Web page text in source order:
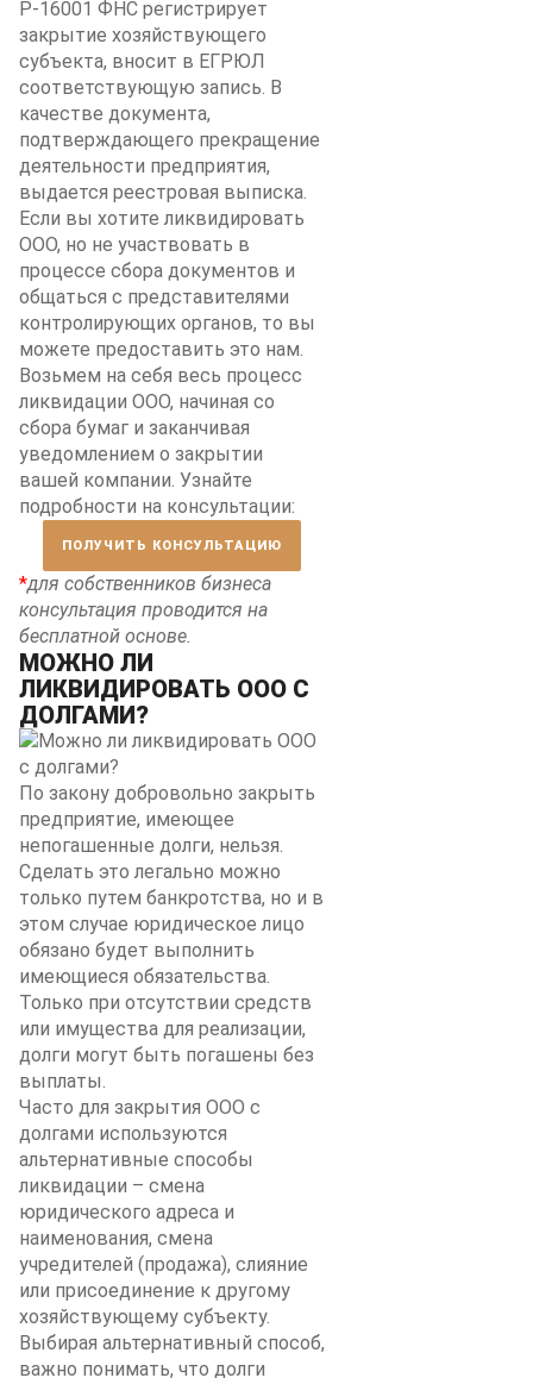
Р-16001 ФНС регистрирует
закрытие хозяйствующего
субъекта, вносит в ЕГРЮЛ
соответствующую запись. В
качестве документа,
подтверждающего прекращение
деятельности предприятия,
выдается реестровая выписка.
Если вы хотите ликвидировать
ООО, но не участвовать в
процессе сбора документов и
общаться с представителями
контролирующих органов, то вы
можете предоставить это нам.
Возьмем на себя весь процесс
ликвидации ООО, начиная со
сбора бумаг и заканчивая
уведомлением о закрытии
вашей компании. Узнайте
подробности на консультации:
ПОЛУЧИТЬ КОНСУЛЬТАЦИЮ
*для собственников бизнеса
консультация проводится на
бесплатной основе.
МОЖНО ЛИ
ЛИКВИДИРОВАТЬ ООО С
ДОЛГАМИ?
По закону добровольно закрыть
предприятие, имеющее
непогашенные долги, нельзя.
Сделать это легально можно
только путем банкротства, но и в
этом случае юридическое лицо
обязано будет выполнить
имеющиеся обязательства.
Только при отсутствии средств
или имущества для реализации,
долги могут быть погашены без
выплаты.
Часто для закрытия ООО с
долгами используются
альтернативные способы
ликвидации – смена
юридического адреса и
наименования, смена
учредителей (продажа), слияние
или присоединение к другому
хозяйствующему субъекту.
Выбирая альтернативный способ,
важно понимать, что долги